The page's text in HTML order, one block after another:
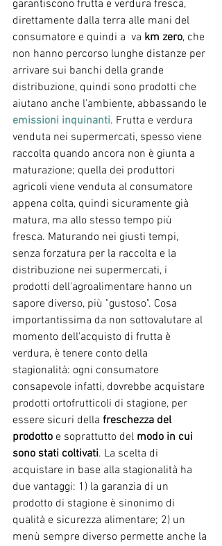
garantiscono frutta e verdura fresca,
direttamente dalla terra alle mani del
consumatore e quindi a  va km zero, che
non hanno percorso lunghe distanze per
arrivare sui banchi della grande
distribuzione, quindi sono prodotti che
aiutano anche l'ambiente, abbassando le
emissioni inquinanti. Frutta e verdura
venduta nei supermercati, spesso viene
raccolta quando ancora non è giunta a
maturazione; quella dei produttori
agricoli viene venduta al consumatore
appena colta, quindi sicuramente già
matura, ma allo stesso tempo più
fresca. Maturando nei giusti tempi,
senza forzatura per la raccolta e la
distribuzione nei supermercati, i
prodotti dell'agroalimentare hanno un
sapore diverso, più "gustoso". Cosa
importantissima da non sottovalutare al
momento dell'acquisto di frutta è
verdura, è tenere conto della
stagionalità: ogni consumatore
consapevole infatti, dovrebbe acquistare
prodotti ortofrutticoli di stagione, per
essere sicuri della freschezza del
prodotto e soprattutto del modo in cui
sono stati coltivati. La scelta di
acquistare in base alla stagionalità ha
due vantaggi: 1) la garanzia di un
prodotto di stagione è sinonimo di
qualità e sicurezza alimentare; 2) un
menù sempre diverso permette anche la